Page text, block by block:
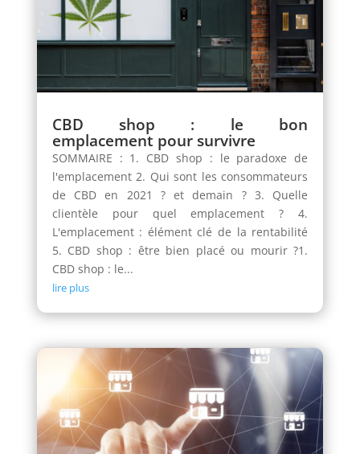
CBD shop : le bon
emplacement pour survivre
SOMMAIRE : 1. CBD shop : le paradoxe de
l'emplacement 2. Qui sont les consommateurs
de CBD en 2021 ? et demain ? 3. Quelle
clientèle pour quel emplacement ? 4.
L'emplacement : élément clé de la rentabilité
5. CBD shop : être bien placé ou mourir ?1.
CBD shop : le...
lire plus